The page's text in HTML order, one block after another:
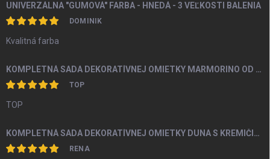
UNIVERZÁLNA "GUMOVÁ" FARBA - HNEDÁ - 3 VEĽKOSTI BALENIA
DOMINIK
Kvalitná farba
KOMPLETNÁ SADA DEKORATÍVNEJ OMIETKY MARMORINO OD 4M2
TOP
TOP
KOMPLETNÁ SADA DEKORATÍVNEJ OMIETKY DUNA S KREMIČITÝM PIESKOM A PERLEŤOU OD 5M2
RENA